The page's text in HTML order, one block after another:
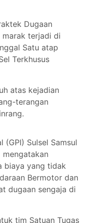
Dugaan
marak terjadi di
Satu atap
Terkhusus
atas kejadian
terangan
(GPI) Sulsel Samsul
biaya yang tidak
Bermotor dan
dugaan sengaja di
tim Satuan Tugas